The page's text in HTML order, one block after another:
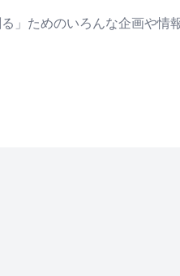
」ためのいろんな企画や情